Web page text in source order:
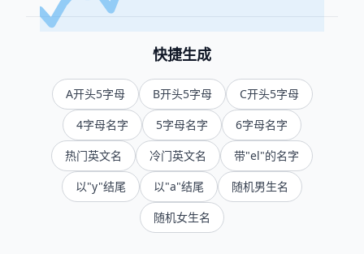
快捷生成
A开头5字母 B开头5字母
C开头5字母
4字母名字
5字母名字
6字母名字
热门英文名
冷门英文名
带"el"的名字
以"y"结尾
以"a"结尾
随机男生名
随机女生名